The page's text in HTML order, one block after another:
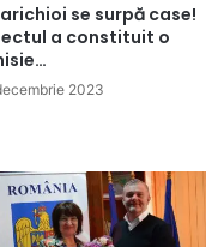
se surpă case!
a constituit o
2023